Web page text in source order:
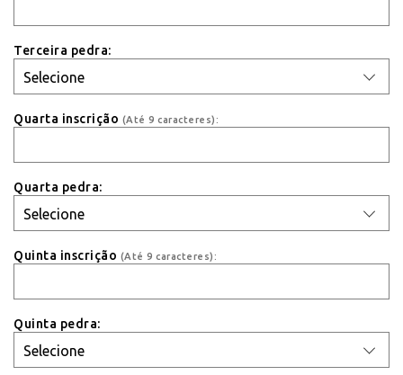
Terceira pedra:
Quarta inscrição (Até 9 caracteres):
Quarta pedra:
Quinta inscrição (Até 9 caracteres):
Quinta pedra: